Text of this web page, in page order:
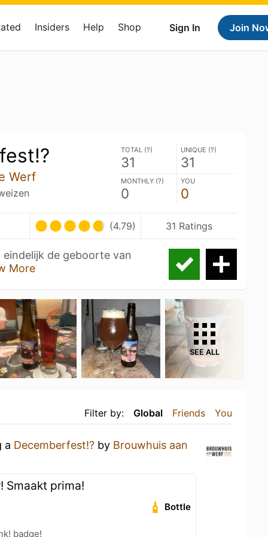
Sign In Join
Insiders Help Shop
Werf
TOTAL (?)
31
UNIQUE (?)
31
MONTHLY (?)
0
YOU
0
(4.79) 31 Ratings
de geboorte van
More
SEE ALL
Filter by: Global Friends You
a Decemberfest!? by Brouwhuis aan
Smaakt prima!
Bottle
badge!